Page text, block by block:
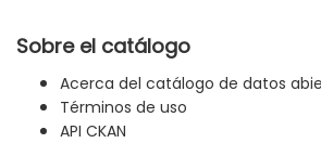
Sobre el catálogo
Acerca del catálogo de datos
Términos de uso
API CKAN